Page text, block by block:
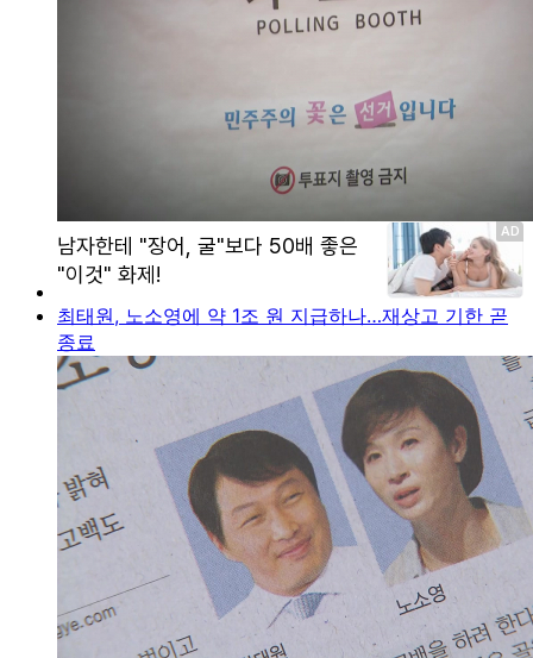
최태원, 노소영에 약 1조 원 지급하나…재상고 기한 곧
종료